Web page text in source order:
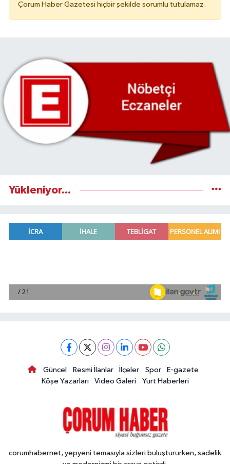
Çorum Haber Gazetesi hiçbir şekilde sorumlu tutulamaz.
Yükleniyor...
Güncel Resmi İlanlar İlçeler Spor
E-gazete
Köşe Yazarları
Video Galeri Yurt Haberleri
corumhabernet, yepyeni temasıyla sizleri buluştururken, sadelik